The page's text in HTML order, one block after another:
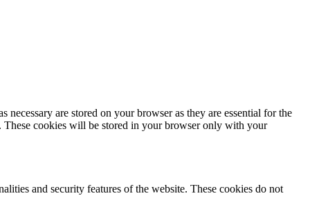
are stored on your browser as they are essential for the
These cookies will be stored in your browser only with your
and security features of the website. These cookies do not